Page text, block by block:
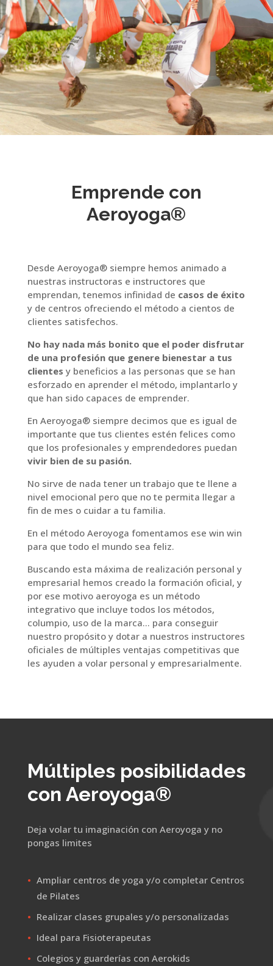
Emprende con
Aeroyoga®
Desde Aeroyoga® siempre hemos animado a
nuestras instructoras e instructores que
emprendan, tenemos infinidad de casos de éxito
y de centros ofreciendo el método a cientos de
clientes satisfechos.
No hay nada más bonito que el poder disfrutar
de una profesión que genere bienestar a tus
clientes y beneficios a las personas que se han
esforzado en aprender el método, implantarlo y
que han sido capaces de emprender.
En Aeroyoga® siempre decimos que es igual de
importante que tus clientes estén felices como
que los profesionales y emprendedores puedan
vivir bien de su pasión.
No sirve de nada tener un trabajo que te llene a
nivel emocional pero que no te permita llegar a
fin de mes o cuidar a tu familia.
En el método Aeroyoga fomentamos ese win win
para que todo el mundo sea feliz.
Buscando esta máxima de realización personal y
empresarial hemos creado la formación oficial, y
por ese motivo aeroyoga es un método
integrativo que incluye todos los métodos,
columpio, uso de la marca… para conseguir
nuestro propósito y dotar a nuestros instructores
oficiales de múltiples ventajas competitivas que
les ayuden a volar personal y empresarialmente.
Múltiples posibilidades
con Aeroyoga®
Deja volar tu imaginación con Aeroyoga y no
pongas limites
Ampliar centros de yoga y/o completar Centros
de Pilates
Realizar clases grupales y/o personalizadas
Ideal para Fisioterapeutas
Colegios y guarderías con Aerokids